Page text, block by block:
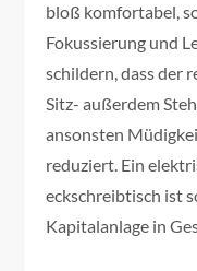
bloß komfortabel,
Fokussierung und
schildern, dass der
Sitz- außerdem
ansonsten
reduziert. Ein
eckschreibtisch ist
Kapitalanlage in